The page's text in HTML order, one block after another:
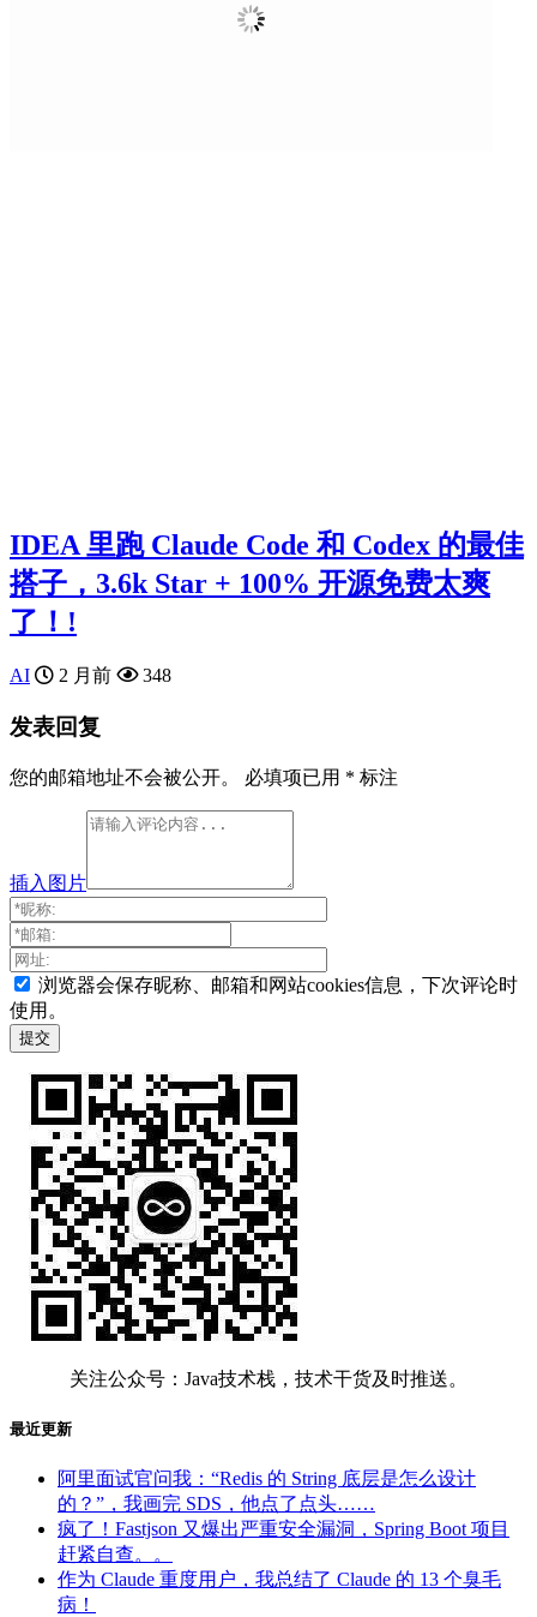
IDEA 里跑 Claude Code 和 Codex 的最佳
搭子，3.6k Star + 100% 开源免费太爽
了！!
AI 2 月前 348
发表回复
您的邮箱地址不会被公开。 必填项已用 * 标注
插入图片
浏览器会保存昵称、邮箱和网站cookies信息，下次评论时
使用。
关注公众号：Java技术栈，技术干货及时推送。
最近更新
阿里面试官问我：“Redis 的 String 底层是怎么设计
的？”，我画完 SDS，他点了点头……
疯了！Fastjson 又爆出严重安全漏洞，Spring Boot 项目
赶紧自查。。
作为 Claude 重度用户，我总结了 Claude 的 13 个臭毛
病！